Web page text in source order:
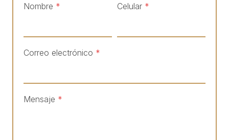
Nombre * Celular *
Correo electrónico *
Mensaje *